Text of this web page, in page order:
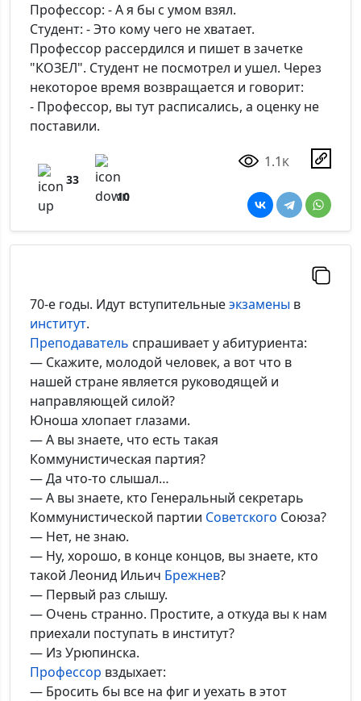
Профессор: - А я бы с умом взял.
Студент: - Это кому чего не хватает.
Профессор рассердился и пишет в зачетке
"КОЗЕЛ". Студент не посмотрел и ушел. Через
некоторое время возвращается и говорит:
- Профессор, вы тут расписались, а оценку не
поставили.
33
10
1.1 K
70-е годы. Идут вступительныеэкзамены в
институт.
Преподаватель спрашивает у абитуриента:
— Скажите, молодой человек, а вот что в
нашей стране является руководящей и
направляющей силой?
Юноша хлопает глазами.
— А вы знаете, что есть такая
Коммунистическая партия?
— Да что-то слышал…
— А вы знаете, кто Генеральный секретарь
Коммунистической партии Советского Союза?
— Нет, не знаю.
— Ну, хорошо, в конце концов, вы знаете, кто
такой Леонид Ильич Брежнев?
— Первый раз слышу.
— Очень странно. Простите, а откуда вы к нам
приехали поступать в институт?
— Из Урюпинска.
Профессор вздыхает:
— Бросить бы все на фиг и уехать в этот